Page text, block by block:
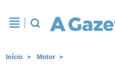
Início Motor